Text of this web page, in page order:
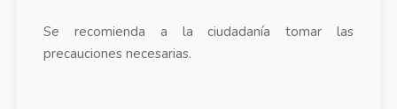
Se recomienda a la ciudadanía tomar las
precauciones necesarias.